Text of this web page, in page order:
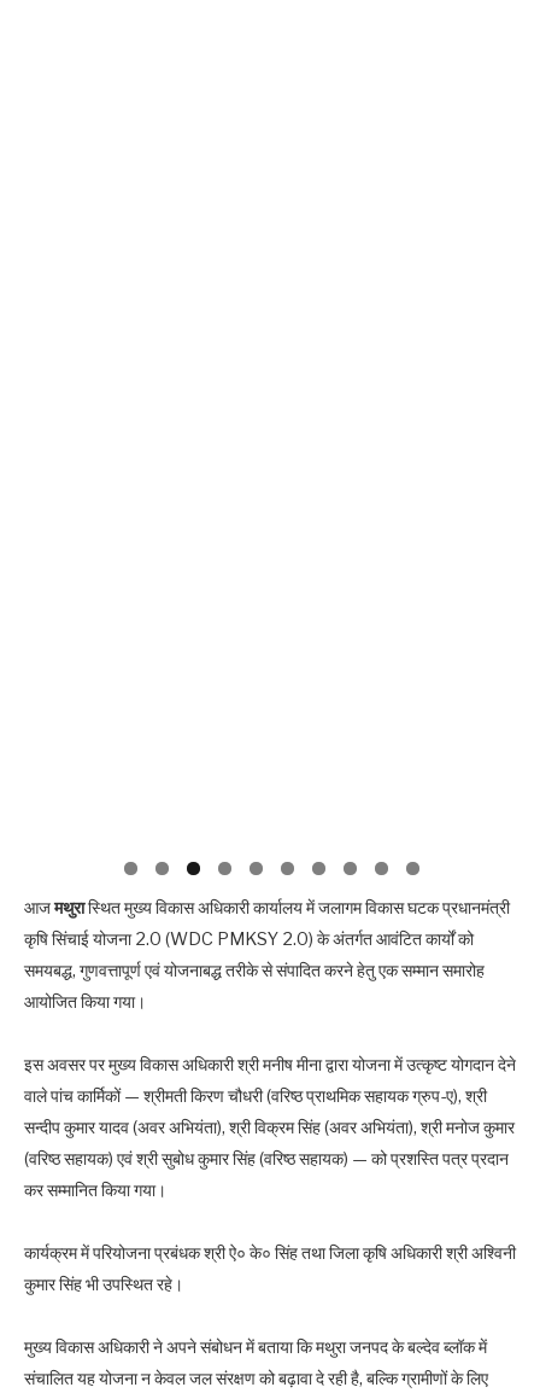
आजमथुरास्थित मुख्य विकास अधिकारी कार्यालय में जलागम विकास घटक प्रधानमंत्री
कृषि सिंचाई योजना 2.0 (WDC PMKSY 2.0) के अंतर्गत आवंटित कार्यों को
समयबद्ध, गुणवत्तापूर्ण एवं योजनाबद्ध तरीके से संपादित करने हेतु एक सम्मान समारोह
आयोजित किया गया।
इस अवसर पर मुख्य विकास अधिकारी श्री मनीष मीना द्वारा योजना में उत्कृष्ट योगदान देने
वाले पांच कार्मिकों — श्रीमती किरण चौधरी (वरिष्ठ प्राथमिक सहायक ग्रुप-ए), श्री
सन्दीप कुमार यादव (अवर अभियंता), श्री विक्रम सिंह (अवर अभियंता), श्री मनोज कुमार
(वरिष्ठ सहायक) एवं श्री सुबोध कुमार सिंह (वरिष्ठ सहायक) — को प्रशस्ति पत्र प्रदान
कर सम्मानित किया गया।
कार्यक्रम में परियोजना प्रबंधक श्री ऐ० के० सिंह तथा जिला कृषि अधिकारी श्री अश्विनी
कुमार सिंह भी उपस्थित रहे।
मुख्य विकास अधिकारी ने अपने संबोधन में बताया कि मथुरा जनपद के बल्देव ब्लॉक में
संचालित यह योजना न केवल जल संरक्षण को बढ़ावा दे रही है, बल्कि ग्रामीणों के लिए